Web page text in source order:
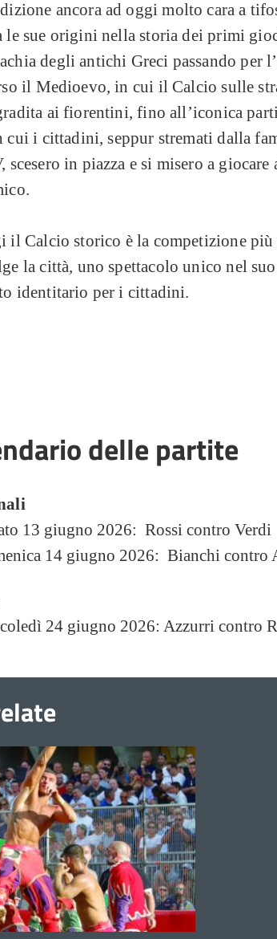
ancora ad oggi molto cara a
le sue origini nella storia dei primi
degli antichi Greci passando per
il Medioevo, in cui il Calcio sulle
ai fiorentini, fino all’iconica
cui i cittadini, seppur stremati dalla
scesero in piazza e si misero a
il Calcio storico è la competizione più
la città, uno spettacolo unico nel
identitario per i cittadini.
delle partite
13 giugno 2026: Rossi contro Verdi
14 giugno 2026: Bianchi contro
24 giugno 2026: Azzurri contro